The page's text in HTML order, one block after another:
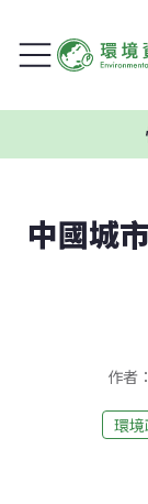
中國城
作者
環